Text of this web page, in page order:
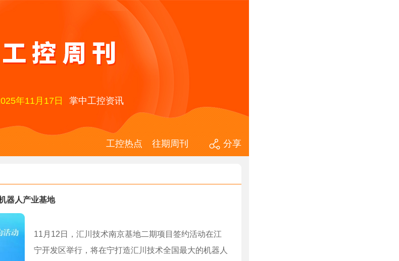
年11月17日 掌中工控资讯
工控热点 往期周刊 分享
器人产业基地
11月12日，汇川技术南京基地二期项目签约活动在江
宁开发区举行，将在宁打造汇川技术全国最大的机器人